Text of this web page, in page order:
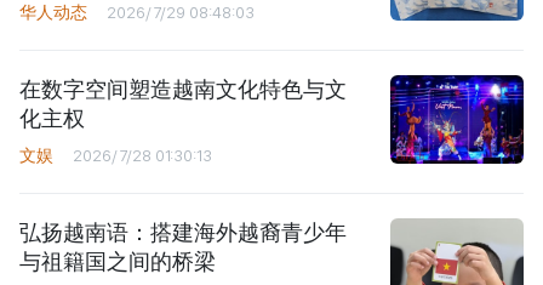
华人动态 2026/7/29 08:48:03
在数字空间塑造越南文化特色与文
化主权
文娱 2026/7/28 01:30:13
弘扬越南语：搭建海外越裔青少年
与祖籍国之间的桥梁